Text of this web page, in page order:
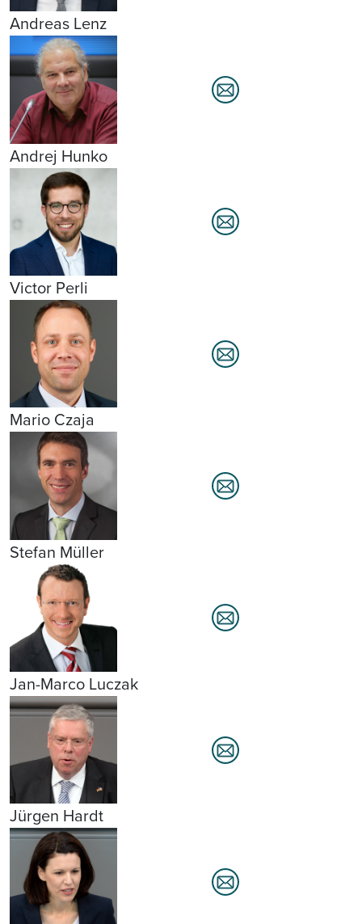
Andreas Lenz
Andrej Hunko
Victor Perli
Mario Czaja
Stefan Müller
Jan-Marco Luczak
Jürgen Hardt